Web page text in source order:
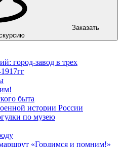
Заказать
город-завод в трех
быта
истории России
по музею
«Гордимся и помним!»